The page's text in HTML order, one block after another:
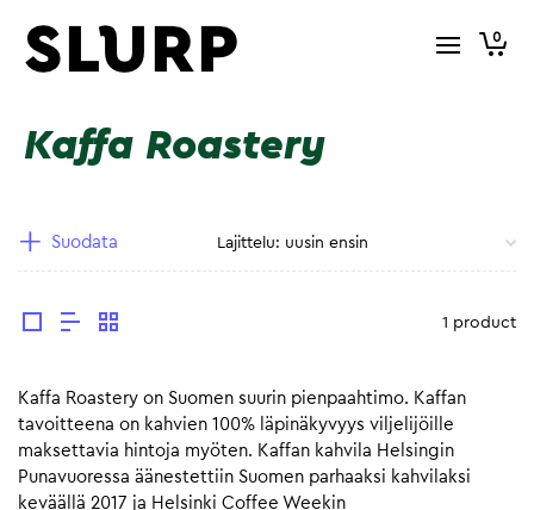
0
Kaffa Roastery
Suodata
1 product
Kaffa Roastery on Suomen suurin pienpaahtimo. Kaffan
tavoitteena on kahvien 100% läpinäkyvyys viljelijöille
maksettavia hintoja myöten. Kaffan kahvila Helsingin
Punavuoressa äänestettiin Suomen parhaaksi kahvilaksi
keväällä 2017 ja Helsinki Coffee Weekin